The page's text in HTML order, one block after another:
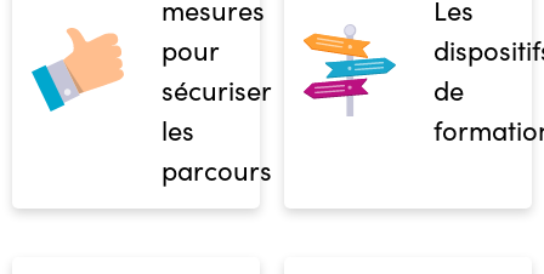
mesures
pour
sécuriser
les
parcours
Les
de